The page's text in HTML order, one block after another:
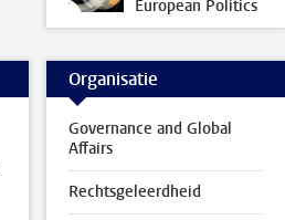
European Politics
Organisatie
Governance and Global
Affairs
Rechtsgeleerdheid